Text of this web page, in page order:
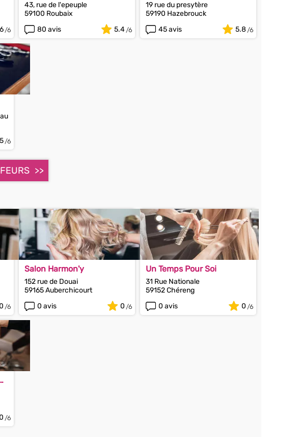
43, rue de l'epeuple
59100 Roubaix
80 avis
5.4
19 rue du presytère
59190 Hazebrouck
45 avis
5.8
Salon Harmon'y
152 rue de Douai
59165 Auberchicourt
0 avis
0
Un Temps Pour Soi
31 Rue Nationale
59152 Chéreng
0 avis
0